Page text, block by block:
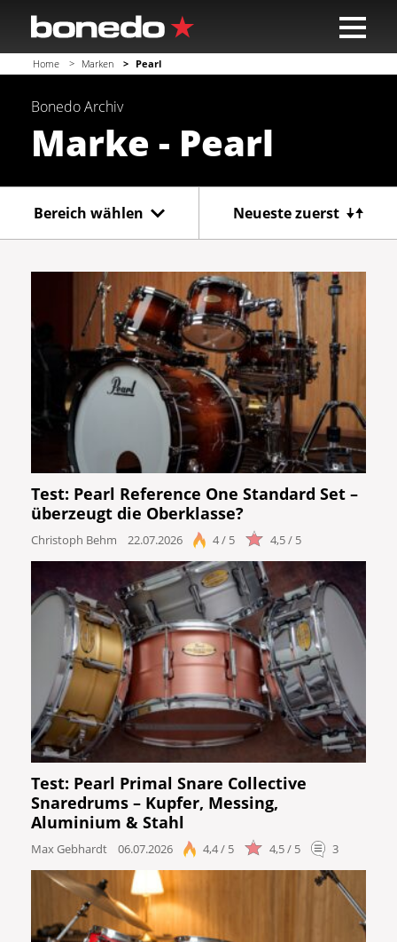
Home Marken Pearl
BonedoArchiv
Marke - Pearl
Bereich wählen
Gitarre
Bass
Recording
DJ
Drums
Keyboard
PA
Licht
Vocals
Software
Ergebnisse anzeigen
Neueste zuerst
Test: Pearl Reference One Standard Set –
überzeugt die Oberklasse?
Christoph Behm 22.07.2026 4 / 5 4,5 / 5
Test: Pearl Primal Snare Collective
Snaredrums – Kupfer, Messing,
Aluminium & Stahl
Max Gebhardt 06.07.2026 4,4 / 5 4,5 / 5 3